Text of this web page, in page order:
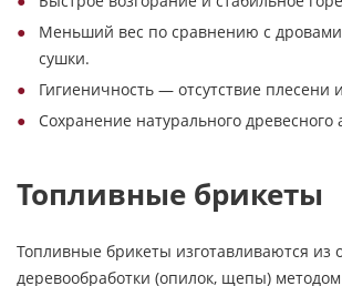
Меньший вес по сравнению с дровами
сушки.
Гигиеничность — отсутствие плесени
Сохранение натурального древесного
Топливные брикеты
Топливные брикеты изготавливаются из
деревообработки (опилок, щепы)